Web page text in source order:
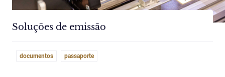
Soluções de emissão
documentos passaporte